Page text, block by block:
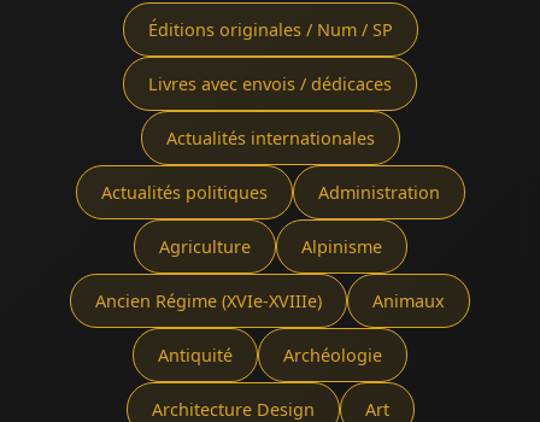
Éditions originales / Num / SP
Livres avec envois / dédicaces
Actualités internationales
Actualités politiques Administration
Agriculture Alpinisme
Ancien Régime (XVIe-XVIIIe) Animaux
Antiquité Archéologie
Architecture Design Art